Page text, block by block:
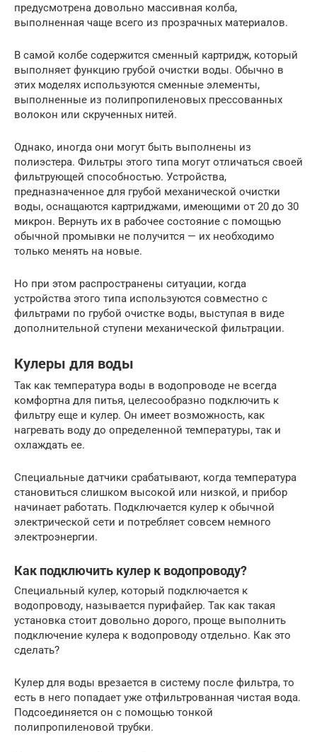
предусмотрена довольно массивная колба,
выполненная чаще всего из прозрачных материалов.
В самой колбе содержится сменный картридж, который
выполняет функцию грубой очистки воды. Обычно в
этих моделях используются сменные элементы,
выполненные из полипропиленовых прессованных
волокон или скрученных нитей.
Однако, иногда они могут быть выполнены из
полиэстера. Фильтры этого типа могут отличаться своей
фильтрующей способностью. Устройства,
предназначенное для грубой механической очистки
воды, оснащаются картриджами, имеющими от 20 до 30
микрон. Вернуть их в рабочее состояние с помощью
обычной промывки не получится — их необходимо
только менять на новые.
Но при этом распространены ситуации, когда
устройства этого типа используются совместно с
фильтрами по грубой очистке воды, выступая в виде
дополнительной ступени механической фильтрации.
Кулеры для воды
Так как температура воды в водопроводе не всегда
комфортна для питья, целесообразно подключить к
фильтру еще и кулер. Он имеет возможность, как
нагревать воду до определенной температуры, так и
охлаждать ее.
Специальные датчики срабатывают, когда температура
становиться слишком высокой или низкой, и прибор
начинает работать. Подключается кулер к обычной
электрической сети и потребляет совсем немного
электроэнергии.
Как подключить кулер к водопроводу?
Специальный кулер, который подключается к
водопроводу, называется пурифайер. Так как такая
установка стоит довольно дорого, проще выполнить
подключение кулера к водопроводу отдельно. Как это
сделать?
Кулер для воды врезается в систему после фильтра, то
есть в него попадает уже отфильтрованная чистая вода.
Подсоединяется он с помощью тонкой
полипропиленовой трубки.